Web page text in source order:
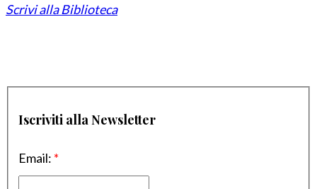
Scrivi alla Biblioteca
Iscriviti alla Newsletter
Email: *